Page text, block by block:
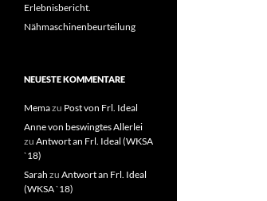
Erlebnisbericht.
Nähmaschinenbeurteilung
NEUESTE KOMMENTARE
Memazu Post von Frl. Ideal
Anne von beswingtes Allerlei
zu Antwort an Frl. Ideal (WKSA
`18)
Sarah zu Antwort an Frl. Ideal
(WKSA `18)